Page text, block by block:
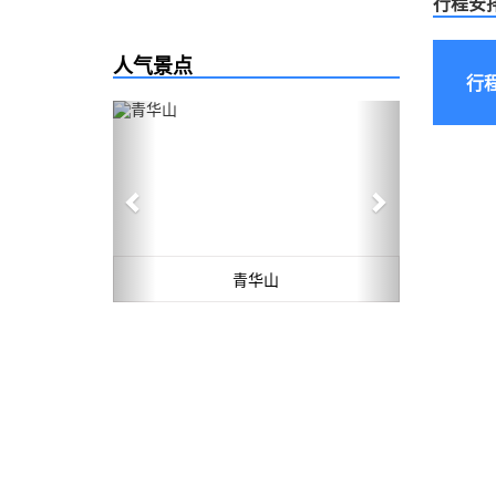
人气景点
青华山
Previous
行